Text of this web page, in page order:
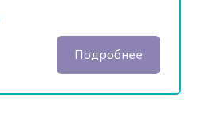
Подробнее